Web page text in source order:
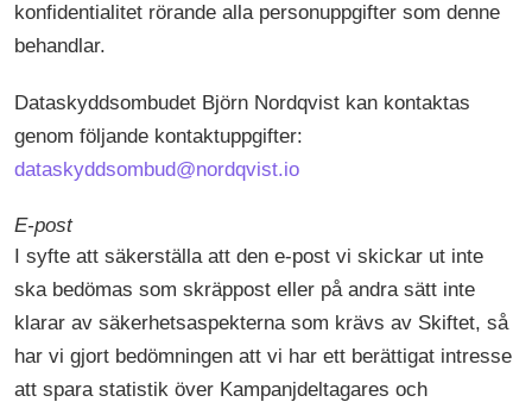
konfidentialitet rörande alla personuppgifter som denne
behandlar.
Dataskyddsombudet Björn Nordqvist kan kontaktas
genom följande kontaktuppgifter:
dataskyddsombud@nordqvist.io
E-post
I syfte att säkerställa att den e-post vi skickar ut inte
ska bedömas som skräppost eller på andra sätt inte
klarar av säkerhetsaspekterna som krävs av Skiftet, så
har vi gjort bedömningen att vi har ett berättigat intresse
att spara statistik över Kampanjdeltagares och